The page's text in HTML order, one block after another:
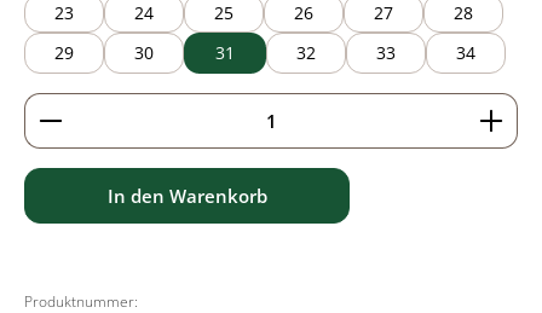
23 24 25 26 27
28
29
30 31 32 33 34
Produkt Anzahl: Gib den gewünschten Wert ein
In den Warenkorb
Produktnummer: